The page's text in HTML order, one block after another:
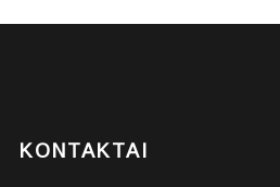
KONTAKTAI